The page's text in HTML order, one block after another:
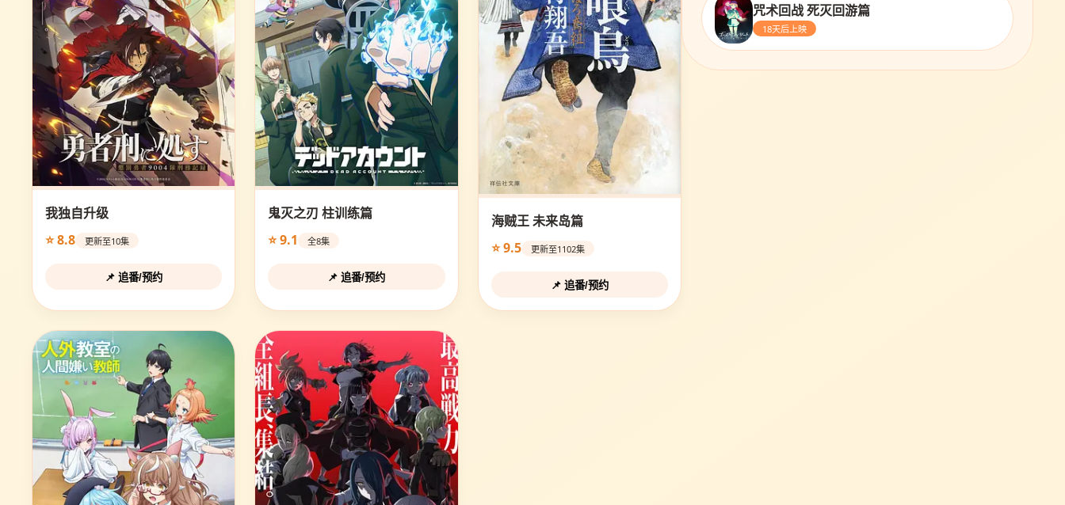
我独自升级
⭐ 8.8
更新至10集
📌 追番/预约
鬼灭之刃 柱训练篇
⭐ 9.1
全8集
📌 追番/预约
海贼王 未来岛篇
⭐ 9.5
更新至1102集
📌 追番/预约
咒术回战 死灭回游篇
18天后上映